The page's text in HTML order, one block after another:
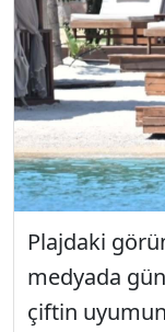
Plajdaki
medyada
çiftin